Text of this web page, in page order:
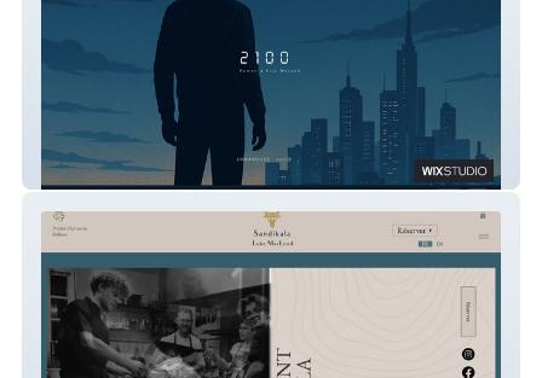
Auteur Eric 2099